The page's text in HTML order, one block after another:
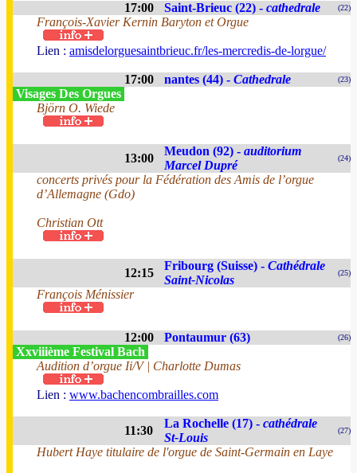
17:00 Saint-Brieuc (22) - cathedrale (22)
François-Xavier Kernin Baryton et Orgue
Lien : amisdelorguesaintbrieuc.fr/les-mercredis-de-lorgue/
17:00 nantes (44) - Cathedrale (23)
Visages Des Orgues
Björn O. Wiede
13:00
Meudon (92) - auditorium
Marcel Dupré
(24)
concerts privés pour la Fédération des Amis de l’orgue
d’Allemagne (Gdo)
Christian Ott
12:15
Fribourg (Suisse) - Cathédrale
Saint-Nicolas
(25)
François Ménissier
12:00 Pontaumur (63) (26)
Xxviiième Festival Bach
Audition d’orgue Ii/V | Charlotte Dumas
Lien : www.bachencombrailles.com
11:30
La Rochelle (17) - cathédrale
St-Louis
(27)
Hubert Haye titulaire de l'orgue de Saint-Germain en Laye